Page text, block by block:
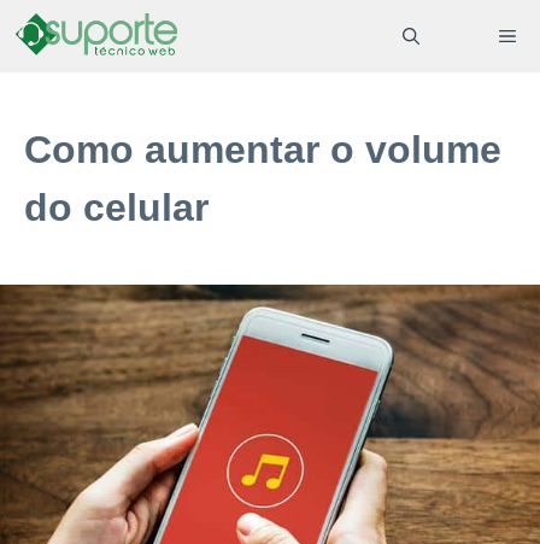
Pular
para
conteúdo
Como aumentar o volume
do celular